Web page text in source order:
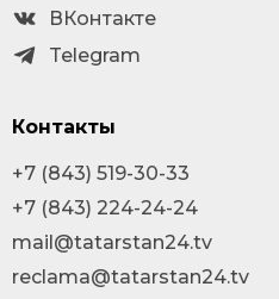
ВКонтакте
Telegram
Контакты
+7 (843) 519-30-33
+7 (843) 224-24-24
mail@tatarstan24.tv
reclama@tatarstan24.tv